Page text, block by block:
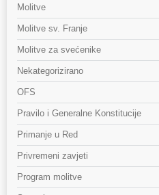
Molitve
Molitve sv. Franje
Molitve za svećenike
Nekategorizirano
OFS
Pravilo i Generalne Konstitucije
Primanje u Red
Privremeni zavjeti
Program molitve